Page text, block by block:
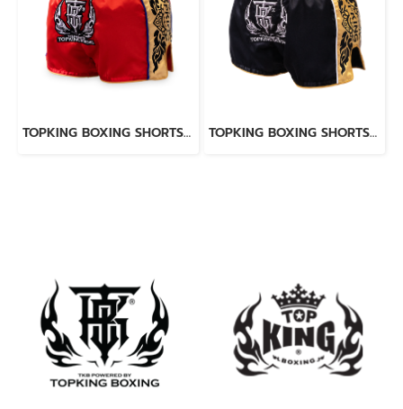
TOPKING BOXING SHORTS RED 276 TOPKING BOXING SHORTS BLACK 276